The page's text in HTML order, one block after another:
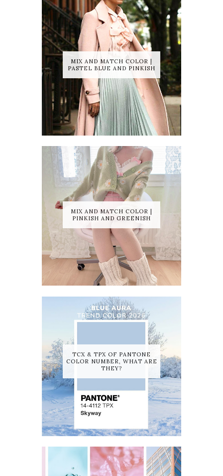
MIX AND MATCH COLOR |
PASTEL BLUE AND PINKISH
MIX AND MATCH COLOR |
PINKISH AND GREENISH
TCX & TPX OF PANTONE
COLOR NUMBER, WHAT ARE
THEY?